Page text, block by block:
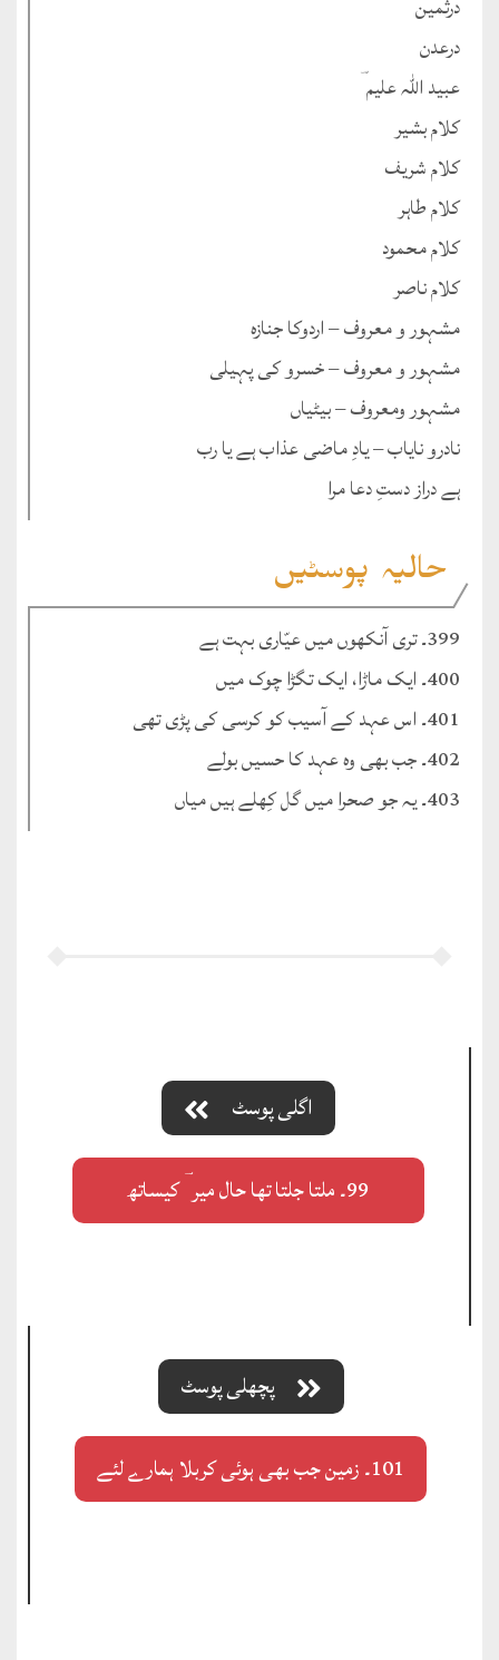
درعدن
عبید اللہ علیم ؔ
کلام بشیر
کلام شریف
کلام طاہر
کلام محمود
کلام ناصر
مشہور و معروف – اردوکا جنازہ
مشہور و معروف – خسرو کی پہیلی
مشہور ومعروف – بیٹیاں
نادرو نایاب – یادِ ماضی عذاب ہے یا رب
ہے دراز دستِ دعا مرا
حالیہ پوسٹیں
399۔ تری آنکھوں میں عیّاری بہت ہے
400۔ ایک ماڑا، ایک تگڑا چوک میں
401۔ اس عہد کے آسیب کو کرسی کی پڑی تھی
402۔ جب بھی وہ عہد کا حسیں بولے
403۔ یہ جو صحرا میں گل کِھلے ہیں میاں
اگلی پوسٹ
99۔ ملتا جلتا تھا حال میر ؔ کیساتھ
پچھلی پوسٹ
101۔ زمین جب بھی ہوئی کربلا ہمارے لئے